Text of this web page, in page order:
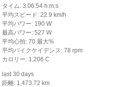
タイム: 3:06:54 h:m:s
平均スピード: 22.9 km/h
平均パワー: 190 W
最高パワー: 527 W
平均心拍: 70 最大%
平均バイクケイデンス: 78 rpm
カロリー: 1,206 C
last 30 days
距離: 1,473.72 km